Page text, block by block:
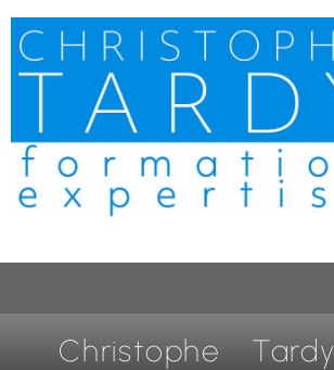
Christophe Tardy